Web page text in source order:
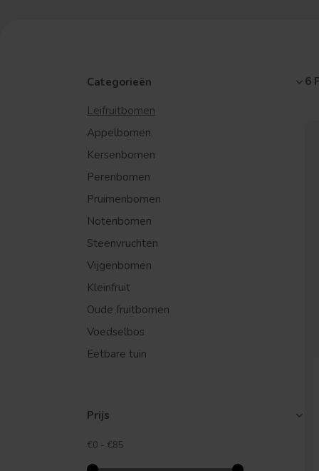
Categorieën
Leifruitbomen
Appelbomen
Kersenbomen
Perenbomen
Pruimenbomen
Notenbomen
Steenvruchten
Vijgenbomen
Kleinfruit
Oude fruitbomen
Voedselbos
Eetbare tuin
Prijs
€0 - €85
6